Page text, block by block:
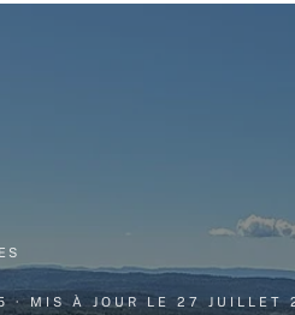
· MIS À JOUR LE 27 JUILLET